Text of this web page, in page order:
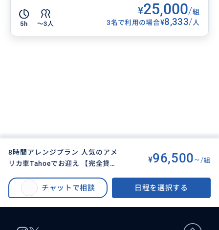
5h 〜3人
¥25,000/組
3名で利用の場合¥8,333/人
8時間アレンジプラン 人気のアメ
リカ車Tahoeでお迎え 【完全貸切
同額】 お好みでプラン提案
¥96,500~/組
チャットで相談 日程を選択する
8時間アレンジプラン 人気のアメリカ車Tahoeでお迎え 【完全貸切チャータ
ー・日本語・３名様まで同額】 お好みでプラン提案